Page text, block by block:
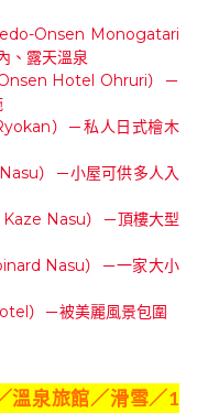
Onsen Monogatari
、露天溫泉
Hotel Ohruri）－
）－私人日式檜木
）－小屋可供多人入
Nasu）－頂樓大型
Nasu）－一家大小
）－被美麗風景包圍
泉旅館／滑雪／1